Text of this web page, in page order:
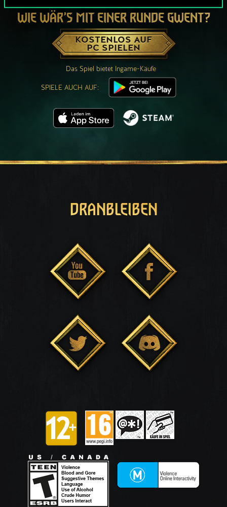
WIE WÄR’S MIT EINER RUNDE GWENT?
KOSTENLOS AUF
PC SPIELEN
Das Spiel bietet Ingame-Käufe
SPIELE AUCH AUF:
DRANBLEIBEN